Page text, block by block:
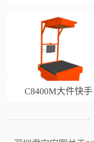
C8400M大件快手